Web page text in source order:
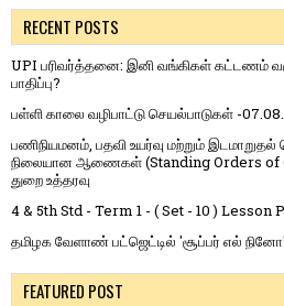
RECENT POSTS
UPI பரிவர்த்தனை: இனி வங்கிகள் கட்டணம்
பாதிப்பு?
பள்ளி காலை வழிபாட்டு செயல்பாடுகள் -
பணிநியமனம், பதவி உயர்வு மற்றும்
நிலையான ஆணைகள் (Standing Orders
துறை உத்தரவு
4 & 5th Std - Term 1 - ( Set - 10 ) Lesson
தமிழக வேளாண் பட்ஜெட்டில் 'சூப்பர் எல்
FEATURED POST